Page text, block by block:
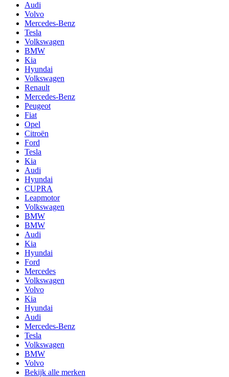
Audi
Volvo
Mercedes-Benz
Tesla
Volkswagen
BMW
Kia
Hyundai
Volkswagen
Renault
Mercedes-Benz
Peugeot
Fiat
Opel
Citroën
Ford
Tesla
Kia
Audi
Hyundai
CUPRA
Leapmotor
Volkswagen
BMW
BMW
Audi
Kia
Hyundai
Ford
Mercedes
Volkswagen
Volvo
Kia
Hyundai
Audi
Mercedes-Benz
Tesla
Volkswagen
BMW
Volvo
Bekijk alle merken